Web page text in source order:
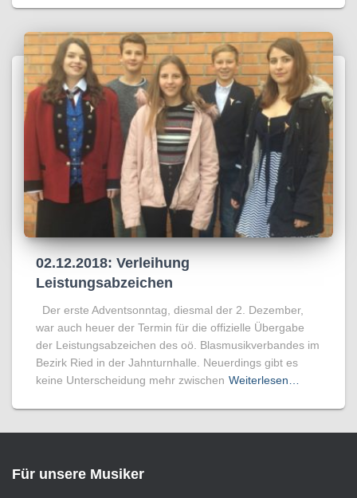
02.12.2018: Verleihung
Leistungsabzeichen
Der erste Adventsonntag, diesmal der 2. Dezember,
war auch heuer der Termin für die offizielle Übergabe
der Leistungsabzeichen des oö. Blasmusikverbandes im
Bezirk Ried in der Jahnturnhalle. Neuerdings gibt es
keine Unterscheidung mehr zwischen Weiterlesen…
Für unsere Musiker